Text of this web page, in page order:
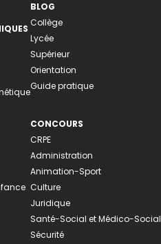
BLOG
Collège
Lycée
Supérieur
Orientation
Guide pratique
CONCOURS
CRPE
Administration
Animation-Sport
Culture
Juridique
Santé-Social et Médico-Social
Sécurité